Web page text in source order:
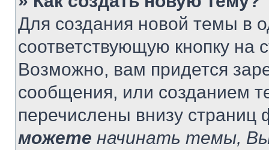
Для создания новой темы в
соответствующую кнопку
Возможно, вам придется
сообщения, или созданием
перечислены внизу
можете начинать темы,